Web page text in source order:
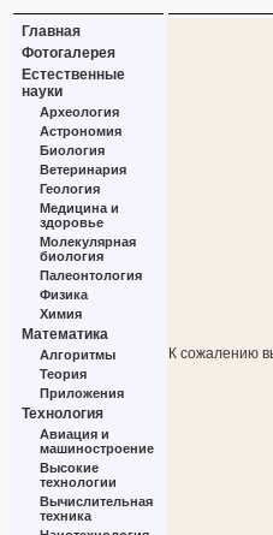
Главная
Фотогалерея
Естественные
науки
Археология
Астрономия
Биология
Ветеринария
Геология
Медицина и
здоровье
Молекулярная
биология
Палеонтология
Физика
Химия
Математика
Алгоритмы
Теория
Приложения
Технология
Авиация и
машиностроение
Высокие
технологии
Вычислительная
техника
К сожалению